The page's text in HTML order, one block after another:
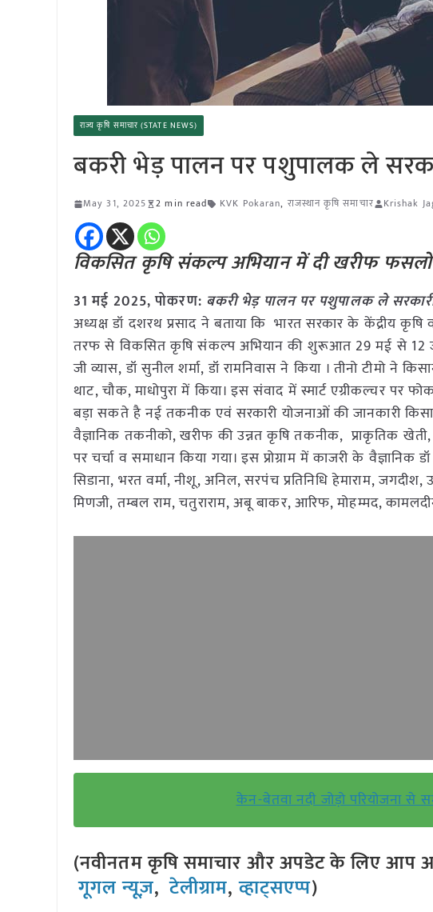
राज्य कृषि समाचार (STATE NEWS)
बकरी भेड़ पालन पर पशुपालक ले
May 31, 2025 2 min read KVK Pokaran, राजस्थान कृषि समाचार Krishak
विकसित कृषि संकल्प अभियान में दी खरीफ
31 मई 2025, पोकरण: बकरी भेड़ पालन पर पशुपालक ले
अध्यक्ष डॉ दशरथ प्रसाद ने बताया कि भारत सरकार के केंद्रीय
तरफ से विकसित कृषि संकल्प अभियान की शुरूआत 29 मई से 12
जी व्यास, डॉ सुनील शर्मा, डॉ रामनिवास ने किया । तीनो टीमो ने
थाट, चौक, माधोपुरा में किया। इस संवाद में स्मार्ट एग्रीकल्चर
बड़ा सकते है नई तकनीक एवं सरकारी योजनाओं की जानकारी
वैज्ञानिक तकनीको, खरीफ की उन्नत कृषि तकनीक, प्राकृतिक
पर चर्चा व समाधान किया गया। इस प्रोग्राम में काजरी के
सिडाना, भरत वर्मा, नीशू, अनिल, सरपंच प्रतिनिधि हेमाराम,
मिणजी, तम्बल राम, चतुराराम, अबू बाकर, आरिफ, मोहम्मद,
केन-बेतवा नदी जोड़ो परियोजना से
(नवीनतम कृषि समाचार और अपडेट के लिए
गूगल न्यूज़,टेलीग्राम,व्हाट्सएप्प)